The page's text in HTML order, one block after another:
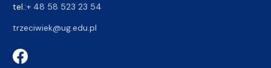
tel.:+ 48 58 523 23 54
trzeciwiek@ug.edu.pl